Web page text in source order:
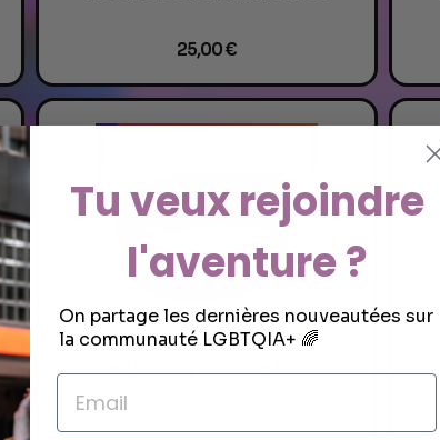
25,00 €
Collier dog training brun
15,30 €
Tu veux rejoindre
l'aventure ?
On partage les dernières nouveautées sur
la communauté LGBTQIA+ 🌈